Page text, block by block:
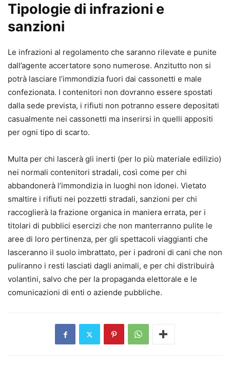
Tipologie di infrazioni e
sanzioni
Le infrazioni al regolamento che saranno rilevate e punite
dall’agente accertatore sono numerose. Anzitutto non si
potrà lasciare l’immondizia fuori dai cassonetti e male
confezionata. I contenitori non dovranno essere spostati
dalla sede prevista, i rifiuti non potranno essere depositati
casualmente nei cassonetti ma inserirsi in quelli appositi
per ogni tipo di scarto.
Multa per chi lascerà gli inerti (per lo più materiale edilizio)
nei normali contenitori stradali, così come per chi
abbandonerà l’immondizia in luoghi non idonei. Vietato
smaltire i rifiuti nei pozzetti stradali, sanzioni per chi
raccoglierà la frazione organica in maniera errata, per i
titolari di pubblici esercizi che non manterranno pulite le
aree di loro pertinenza, per gli spettacoli viaggianti che
lasceranno il suolo imbrattato, per i padroni di cani che non
puliranno i resti lasciati dagli animali, e per chi distribuirà
volantini, salvo che per la propaganda elettorale e le
comunicazioni di enti o aziende pubbliche.